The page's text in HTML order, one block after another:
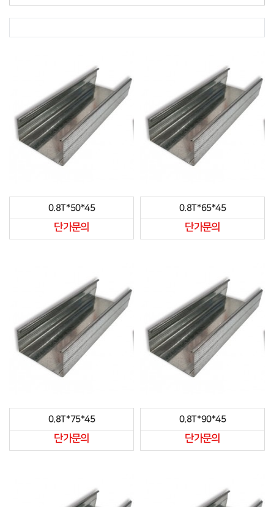
0.8T*50*45
단가문의
0.8T*65*45
단가문의
0.8T*75*45
단가문의
0.8T*90*45
단가문의